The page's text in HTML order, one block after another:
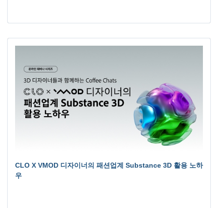
CLO X VMOD 디자이너의 패션업계 Substance 3D 활용 노하
우